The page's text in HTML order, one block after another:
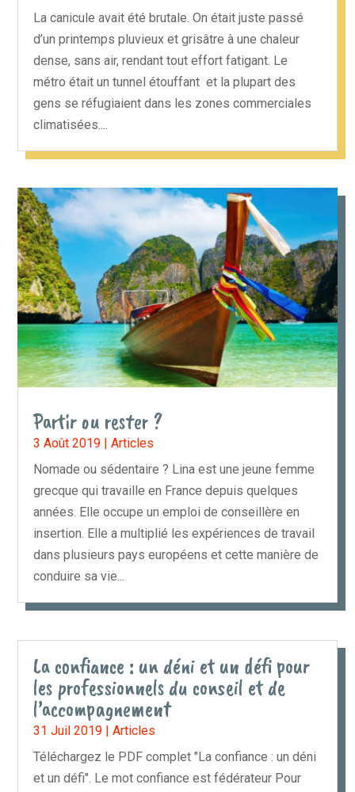
La canicule avait été brutale. On était juste passé
d’un printemps pluvieux et grisâtre à une chaleur
dense, sans air, rendant tout effort fatigant. Le
métro était un tunnel étouffant et la plupart des
gens se réfugiaient dans les zones commerciales
climatisées....
Partir ou rester ?
3 Août 2019 |Articles
Nomade ou sédentaire ? Lina est une jeune femme
grecque qui travaille en France depuis quelques
années. Elle occupe un emploi de conseillère en
insertion. Elle a multiplié les expériences de travail
dans plusieurs pays européens et cette manière de
conduire sa vie...
La confiance : un déni et un défi pour
les professionnels du conseil et de
l’accompagnement
31 Juil 2019 |Articles
Téléchargez le PDF complet "La confiance : un déni
et un défi". Le mot confiance est fédérateur Pour